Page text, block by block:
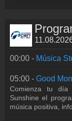
huella. Déjate
llena de historias,
18:00 - Enfoque
19:00 - Autos al
Todo el poder, la
están aquí. En
sabe de autos, te
00:00 - Música
05:00 - Good
Comienza tu
Sunshine el
música positiva,